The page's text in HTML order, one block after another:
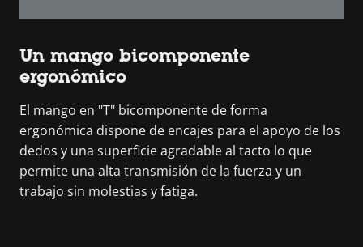
Un mango bicomponente
ergonómico
El mango en "T" bicomponente de forma
ergonómica dispone de encajes para el apoyo de los
dedos y una superficie agradable al tacto lo que
permite una alta transmisión de la fuerza y un
trabajo sin molestias y fatiga.